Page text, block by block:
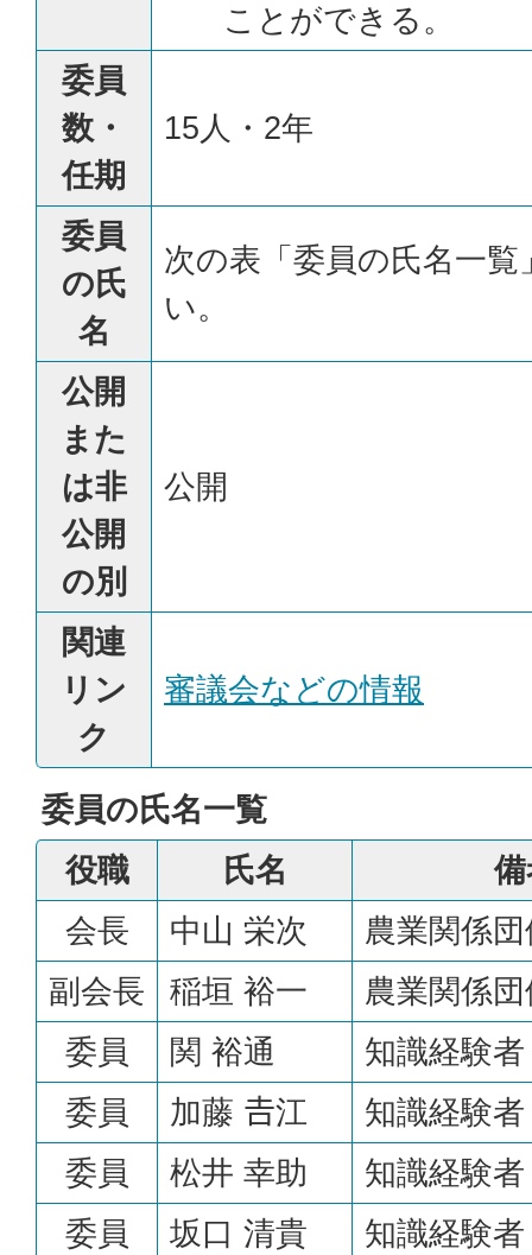
ことができる。
委員
数・
任期
15人・2年
委員
の氏
名
次の表「委員の氏名一
い。
公開
また
は非
公開
の別
公開
関連
リン
ク
審議会などの情報
委員の氏名一覧
役職
氏名
会長
中山 栄次
農業関係
副会長
稲垣 裕一
農業関係
委員
関 裕通
知識経験者
委員
加藤 𠮷江
知識経験者
委員
松井 幸助
知識経験者
委員
坂口 清貴 知識経験者